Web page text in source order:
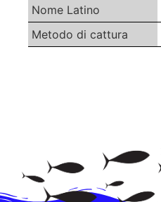
Nome Latino
Metodo di cattura